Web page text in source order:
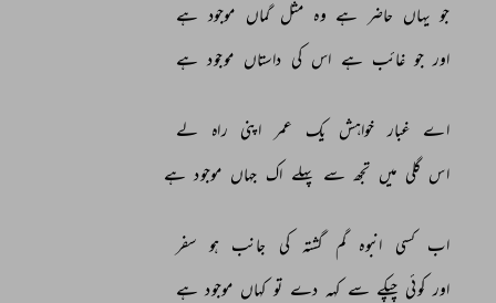
جو یہاں حاضر ہے وہ مثل گماں موجود ہے
اور جو غائب ہے اس کی داستاں موجود ہے
اے غبار خواہش یک عمر اپنی راہ
لے
اس گلی میں تجھ سے پہلے اک جہاں موجود ہے
اب کسی انبوہ گم گشتہ کی جانب ہو سفر
اور کوئی چپکے سے کہہ دے تو کہاں موجود ہے